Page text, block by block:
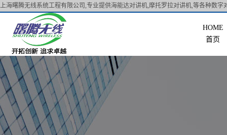
上海曙腾无线系统工程有限公司,专业提供海能达对讲机,摩托罗拉对讲机,等各种数字
首页